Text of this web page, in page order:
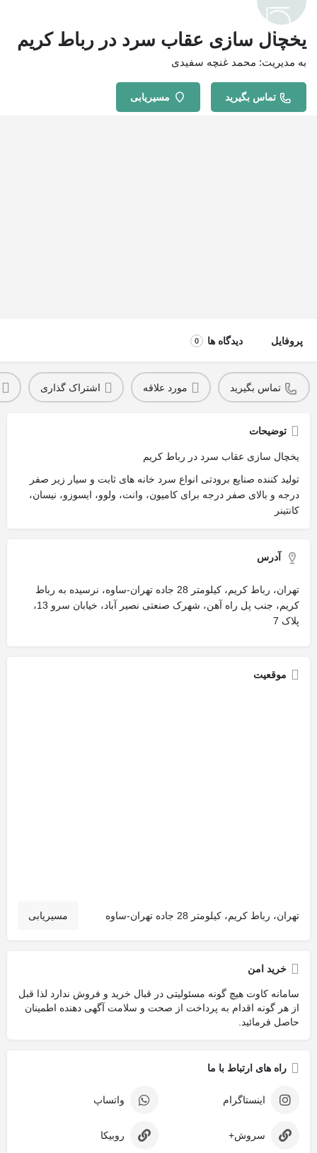
یخچال سازی عقاب سرد در رباط کریم
به مدیریت: محمد غنچه سفیدی
تماس بگیرید مسیریابی
پروفایل دیدگاه ها 0
تماس بگیرید مورد علاقه اشتراک گذاری
توضیحات
یخچال سازی عقاب سرد در رباط کریم
تولید کننده صنایع برودتی انواع سرد خانه های ثابت و سیار زیر صفر
درجه و بالای صفر درجه برای کامیون، وانت، ولوو، ایسوزو، نیسان،
کانتینر
آدرس
تهران، رباط کریم، کیلومتر 28 جاده تهران-ساوه، نرسیده به رباط
کریم، جنب پل راه آهن، شهرک صنعتی نصیر آباد، خیابان سرو 13،
پلاک 7
موقعیت
تهران، رباط کریم، کیلومتر 28 جاده تهران-ساوه مسیریابی
خرید امن
سامانه کاوت هیچ گونه مسئولیتی در قبال خرید و فروش ندارد لذا قبل
از هر گونه اقدام به پرداخت از صحت و سلامت آگهی دهنده اطمینان
حاصل فرمائید.
راه های ارتباط با ما
اینستاگرام واتساپ
سروش+ روبیکا